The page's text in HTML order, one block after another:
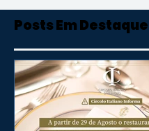
Posts Em Destaque